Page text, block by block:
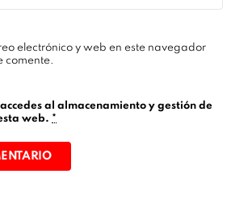
electrónico y web en este navegador
comente.
al almacenamiento y gestión de
web. *